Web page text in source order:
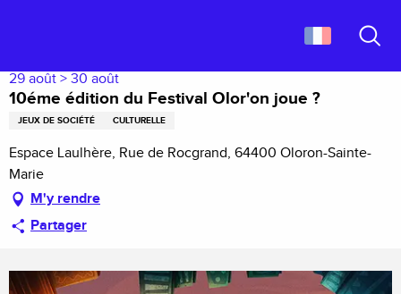
principal
29 août > 30 août
10éme édition du Festival Olor'on joue ?
JEUX DE SOCIÉTÉ CULTURELLE
Espace Laulhère, Rue de Rocgrand, 64400 Oloron-Sainte-
Marie
M'y rendre
Partager